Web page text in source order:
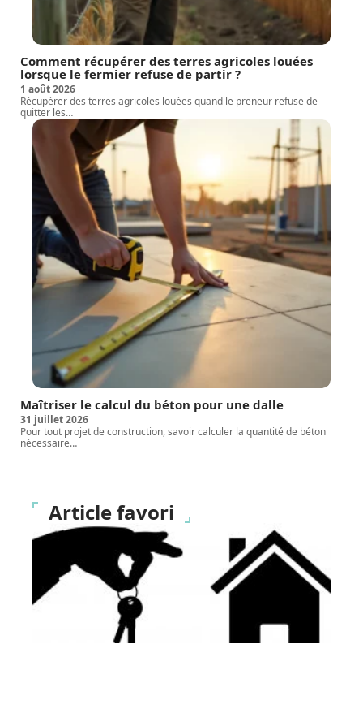
Comment récupérer des terres agricoles louées
lorsque le fermier refuse de partir ?
1 août 2026
Récupérer des terres agricoles louées quand le preneur refuse de
quitter les…
Maîtriser le calcul du béton pour une dalle
31 juillet 2026
Pour tout projet de construction, savoir calculer la quantité de béton
nécessaire…
Article favori